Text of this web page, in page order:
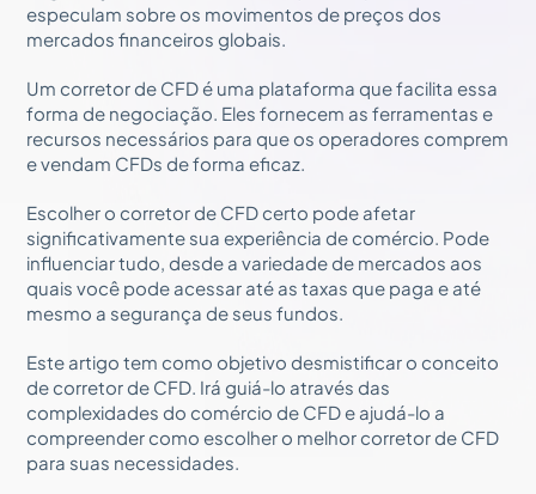
especulam sobre os movimentos de preços dos
mercados financeiros globais.
Um corretor de CFD é uma plataforma que facilita essa
forma de negociação. Eles fornecem as ferramentas e
recursos necessários para que os operadores comprem
e vendam CFDs de forma eficaz.
Escolher o corretor de CFD certo pode afetar
significativamente sua experiência de comércio. Pode
influenciar tudo, desde a variedade de mercados aos
quais você pode acessar até as taxas que paga e até
mesmo a segurança de seus fundos.
Este artigo tem como objetivo desmistificar o conceito
de corretor de CFD. Irá guiá-lo através das
complexidades do comércio de CFD e ajudá-lo a
compreender como escolher o melhor corretor de CFD
para suas necessidades.